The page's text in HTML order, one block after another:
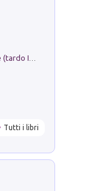
Tutti i libri